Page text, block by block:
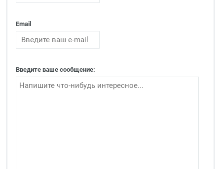
Email
Введите ваше сообщение: